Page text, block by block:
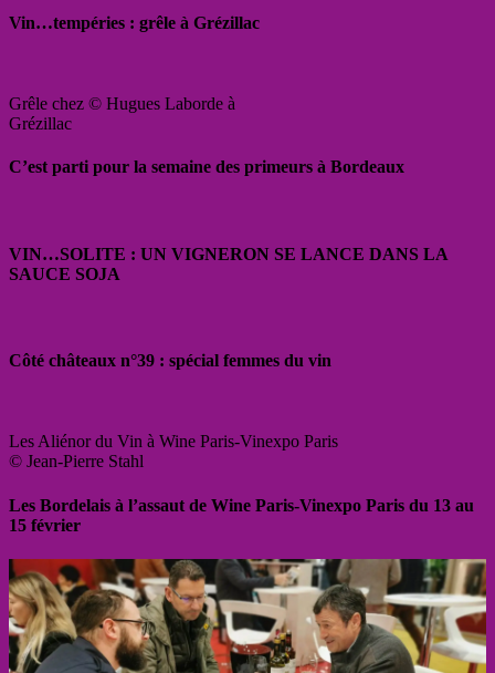
Vin…tempéries : grêle à Grézillac
Grêle chez © Hugues Laborde à
Grézillac
C’est parti pour la semaine des primeurs à Bordeaux
VIN…SOLITE : UN VIGNERON SE LANCE DANS LA
SAUCE SOJA
Côté châteaux n°39 : spécial femmes du vin
Les Aliénor du Vin à Wine Paris-Vinexpo Paris
© Jean-Pierre Stahl
Les Bordelais à l’assaut de Wine Paris-Vinexpo Paris du 13 au
15 février